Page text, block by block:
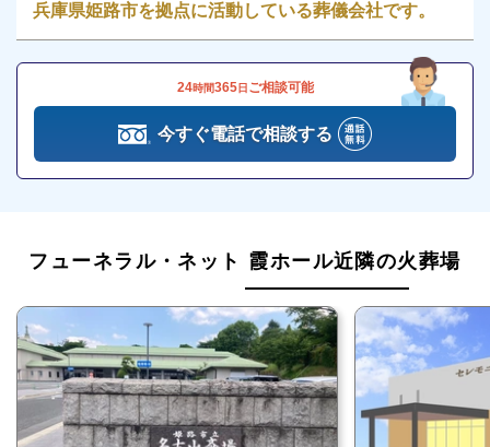
フューネラル・ネット 霞ホールは、フューネラル・
ネット（株式会社セーフティ・ファースト）が運営す
る兵庫県姫路市にある民営斎場です。
す。
フューネラル・ネットの特徴・強みは以下のようなも
のです。
姫路で最安値を実現
ご遺族に寄り添った葬儀
兵庫県姫路市を拠点に活動している葬儀会社です。
24時間365日 ご相談可能
今すぐ電話で相談する
フューネラル・ネット 霞ホール近隣の火葬場